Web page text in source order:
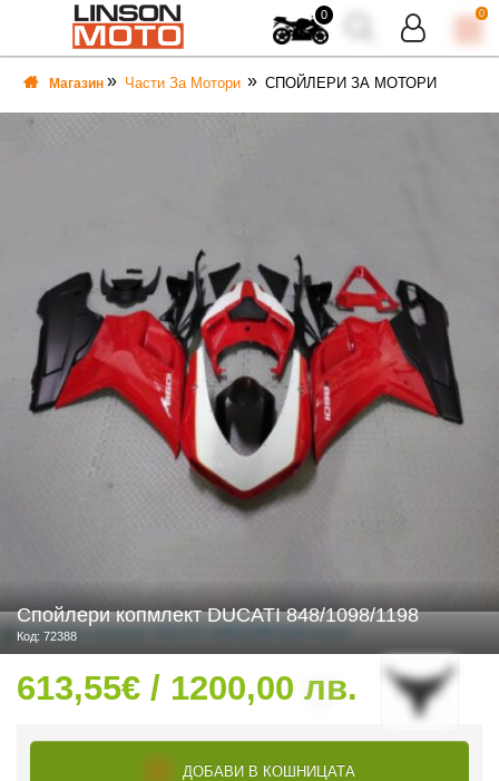
0 0
Магазин Части За Мотори СПОЙЛЕРИ ЗА МОТОРИ
Спойлери копмлект DUCATI 848/1098/1198
Код: 72388
613,55€ / 1200,00 лв.
ДОБАВИ В КОШНИЦАТА